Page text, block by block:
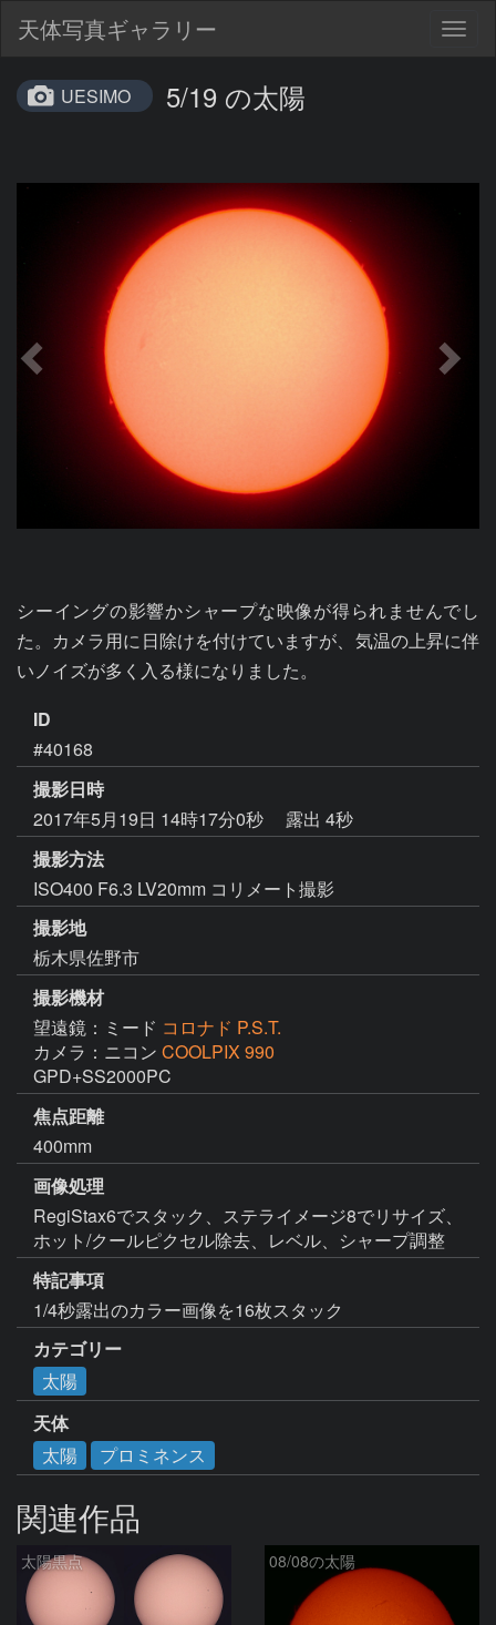
天体写真ギャラリー
UESIMO 5/19 の太陽
シーイングの影響かシャープな映像が得られませんでし
た。カメラ用に日除けを付けていますが、気温の上昇に伴
いノイズが多く入る様になりました。
ID
#40168
撮影日時
2017年5月19日 14時17分0秒
露出 4秒
撮影方法
ISO400 F6.3 LV20mm コリメート撮影
撮影地
栃木県佐野市
撮影機材
望遠鏡：ミード コロナド P.S.T.
カメラ：ニコン COOLPIX 990
GPD+SS2000PC
焦点距離
400mm
画像処理
RegiStax6でスタック、ステライメージ8でリサイズ、
ホット/クールピクセル除去、レベル、シャープ調整
特記事項
1/4秒露出のカラー画像を16枚スタック
カテゴリー
太陽
天体
太陽
プロミネンス
関連作品
太陽黒点 08/08の太陽